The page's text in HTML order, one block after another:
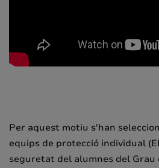
Per aquest motiu s'han
equips de protecció individual
seguretat del alumnes del Grau